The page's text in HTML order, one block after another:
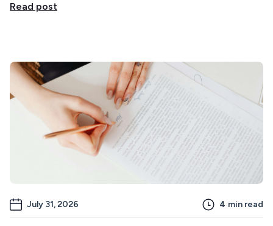
Read post
July 31, 2026 4 min read